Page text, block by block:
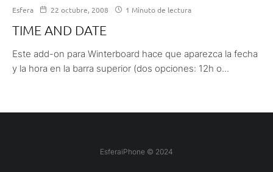
Esfera 22 octubre, 2008 1 Minuto de lectura
TIME AND DATE
Este add-on para Winterboard hace que aparezca la fecha
y la hora en la barra superior (dos opciones: 12h o...
EsferaiPhone © 2024